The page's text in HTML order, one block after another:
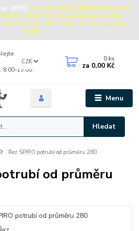
2026 | POZOR - PRÁZDNINOVÝ PROVOZ
- Provozní doba skladu pro osobní
Po - Čt: 13:00 - 15:30, Pá: 13:00 -
15:00
Menu
CZK
Hledat
8:00-15:00
0 ks
za 0,00 Kč
Řez SPIRO potrubí od průměru 280
od průměru